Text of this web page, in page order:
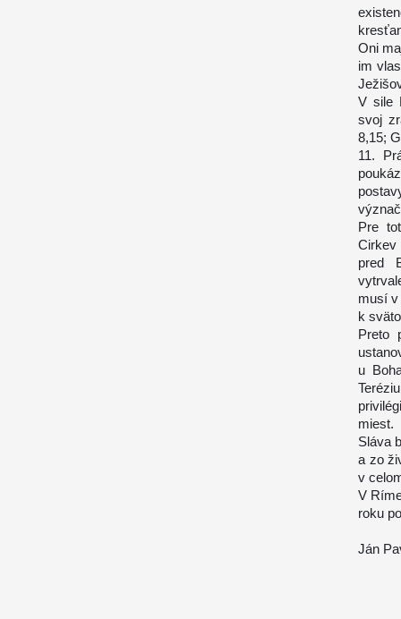
Oni
im
V sile
svoj
8,15;
11.
Pre
pred
musí v
k
Preto
u
miest.
Sláva
a zo
v
V
roku
Ján